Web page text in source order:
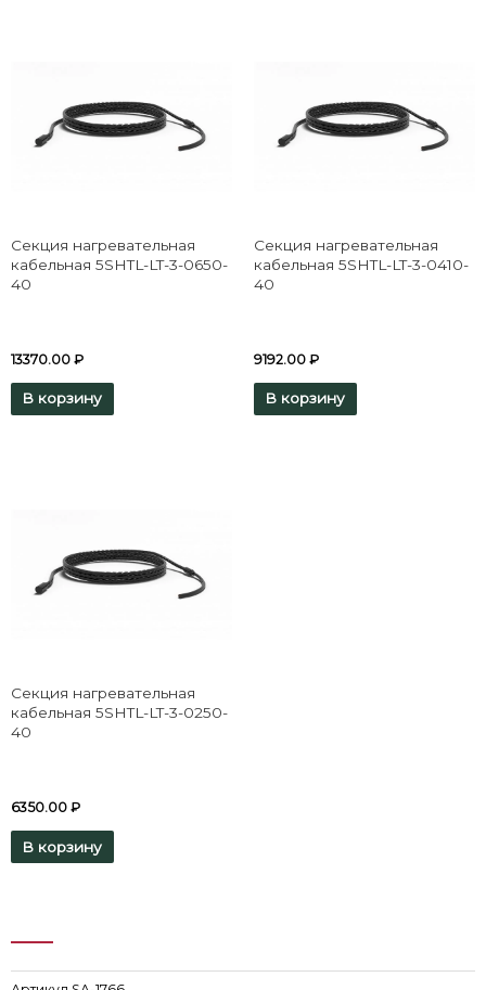
Секция нагревательная
кабельная 5SHTL-LT-3-0650-
40
13370.00 ₽
В корзину
Секция нагревательная
кабельная 5SHTL-LT-3-0410-
40
9192.00 ₽
В корзину
Секция нагревательная
кабельная 5SHTL-LT-3-0250-
40
6350.00 ₽
В корзину